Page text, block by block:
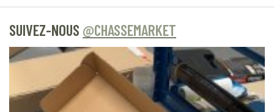
SUIVEZ-NOUS @CHASSEMARKET